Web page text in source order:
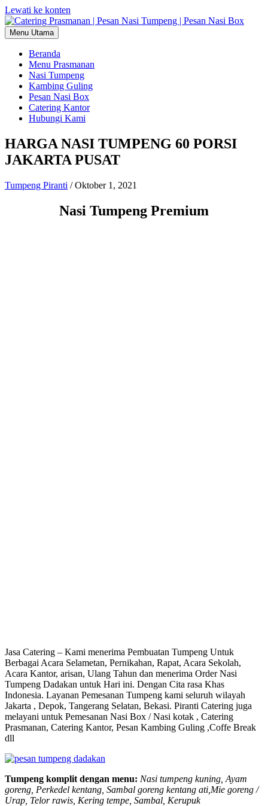
Lewati ke konten
Menu Utama
Beranda
Menu Prasmanan
Nasi Tumpeng
Kambing Guling
Pesan Nasi Box
Catering Kantor
Hubungi Kami
HARGA NASI TUMPENG 60 PORSI
JAKARTA PUSAT
Tumpeng Piranti /Oktober 1, 2021
Nasi Tumpeng Premium
Jasa Catering – Kami menerima Pembuatan Tumpeng Untuk
Berbagai Acara Selametan, Pernikahan, Rapat, Acara Sekolah,
Acara Kantor, arisan, Ulang Tahun dan menerima Order Nasi
Tumpeng Dadakan untuk Hari ini. Dengan Cita rasa Khas
Indonesia. Layanan Pemesanan Tumpeng kami seluruh wilayah
Jakarta , Depok, Tangerang Selatan, Bekasi. Piranti Catering juga
melayani untuk Pemesanan Nasi Box / Nasi kotak , Catering
Prasmanan, Catering Kantor, Pesan Kambing Guling ,Coffe Break
dll
Tumpeng komplit dengan menu: Nasi tumpeng kuning, Ayam
goreng, Perkedel kentang, Sambal goreng kentang ati,Mie goreng /
Urap, Telor rawis, Kering tempe, Sambal, Kerupuk